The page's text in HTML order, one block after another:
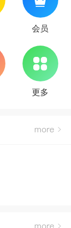
会员
更多